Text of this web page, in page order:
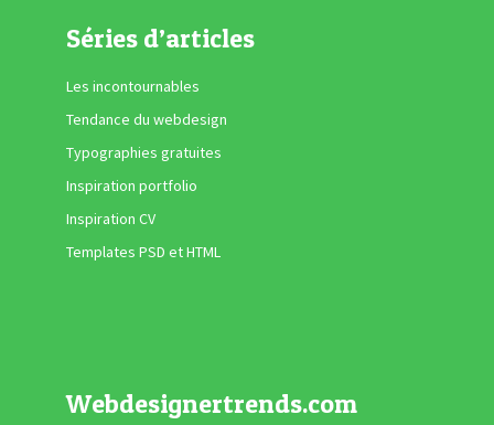
Séries d’articles
Les incontournables
Tendance du webdesign
Typographies gratuites
Inspiration portfolio
Inspiration CV
Templates PSD et HTML
Webdesignertrends.com